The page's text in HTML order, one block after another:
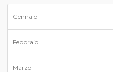
Gennaio
Febbraio
Marzo